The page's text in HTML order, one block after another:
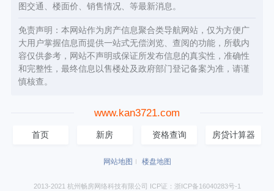
图交通、楼面价、销售情况、等最新消息。
免责声明：本网站作为房产信息聚合类导航网站，仅为方便广
大用户掌握信息而提供一站式无偿浏览、查阅的功能，所载内
容仅供参考，网站不声明或保证所发布信息的真实性，准确性
和完整性，最终信息以售楼处及政府部门登记备案为准，请谨
慎核查。
www.kan3721.com
首页 新房 资格查询 房贷计算器
网站地图 楼盘地图
2013-2021 杭州畅房网络科技有限公司 ICP证：浙ICP备16040283号-1